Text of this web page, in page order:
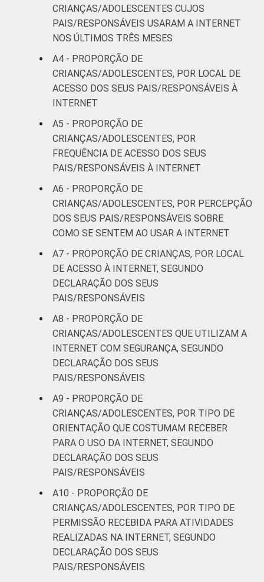
RENDA
FAMILIAR
Até 1 SM 40 32
SM até 2 SM
Mais de 2
Mais de 3
SM
SOCIAL
C 42 22
DE 40
¹Base: 931 usuários de Internet de 9 a 17
anos cujos pais/responsáveis são usuários de
Internet.
CRIANÇAS/ADOLESCENTES CUJOS
PAIS/RESPONSÁVEIS USARAM A INTERNET
NOS ÚLTIMOS TRÊS MESES
A4 - PROPORÇÃO DE
CRIANÇAS/ADOLESCENTES, POR LOCAL DE
ACESSO DOS SEUS PAIS/RESPONSÁVEIS À
INTERNET
A5 - PROPORÇÃO DE
CRIANÇAS/ADOLESCENTES, POR
FREQUÊNCIA DE ACESSO DOS SEUS
PAIS/RESPONSÁVEIS À INTERNET
A6 - PROPORÇÃO DE
CRIANÇAS/ADOLESCENTES, POR PERCEPÇÃO
DOS SEUS PAIS/RESPONSÁVEIS SOBRE
COMO SE SENTEM AO USAR A INTERNET
A7 - PROPORÇÃO DE CRIANÇAS, POR LOCAL
DE ACESSO À INTERNET, SEGUNDO
DECLARAÇÃO DOS SEUS
PAIS/RESPONSÁVEIS
A8 - PROPORÇÃO DE
CRIANÇAS/ADOLESCENTES QUE UTILIZAM A
INTERNET COM SEGURANÇA, SEGUNDO
DECLARAÇÃO DOS SEUS
PAIS/RESPONSÁVEIS
A9 - PROPORÇÃO DE
CRIANÇAS/ADOLESCENTES, POR TIPO DE
ORIENTAÇÃO QUE COSTUMAM RECEBER
PARA O USO DA INTERNET, SEGUNDO
DECLARAÇÃO DOS SEUS
PAIS/RESPONSÁVEIS
A10 - PROPORÇÃO DE
CRIANÇAS/ADOLESCENTES, POR TIPO DE
PERMISSÃO RECEBIDA PARA ATIVIDADES
REALIZADAS NA INTERNET, SEGUNDO
DECLARAÇÃO DOS SEUS
PAIS/RESPONSÁVEIS